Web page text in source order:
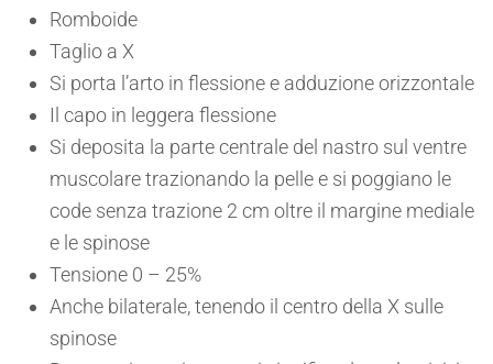
Romboide
Taglio a X
Si porta l’arto in flessione e adduzione orizzontale
Il capo in leggera flessione
Si deposita la parte centrale del nastro sul ventre
muscolare trazionando la pelle e si poggiano le
code senza trazione 2 cm oltre il margine mediale
e le spinose
Tensione 0 – 25%
Anche bilaterale, tenendo il centro della X sulle
spinose